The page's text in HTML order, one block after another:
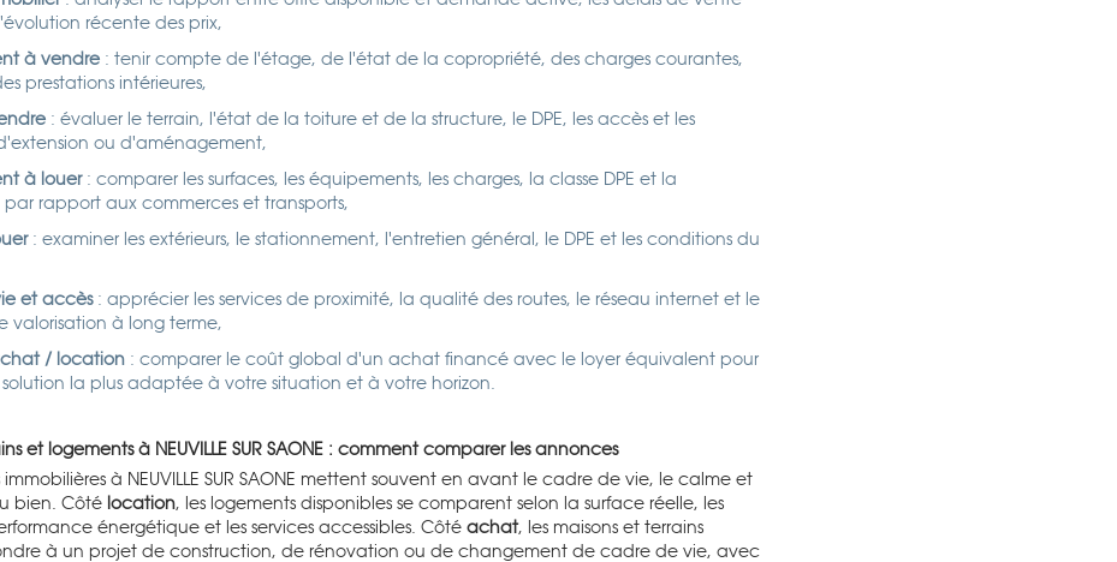
récente des prix,
à vendre : tenir compte de l'étage, de l'état de la copropriété, des charges courantes,
prestations intérieures,
: évaluer le terrain, l'état de la toiture et de la structure, le DPE, les accès et les
ou d'aménagement,
à louer: comparer les surfaces, les équipements, les charges, la classe DPE et la
par rapport aux commerces et transports,
: examiner les extérieurs, le stationnement, l'entretien général, le DPE et les conditions du
et accès: apprécier les services de proximité, la qualité des routes, le réseau internet et le
valorisation à long terme,
/ location : comparer le coût global d'un achat financé avec le loyer équivalent pour
la plus adaptée à votre situation et à votre horizon.
et logements à NEUVILLE SUR SAONE : comment comparer les annonces
immobilières à NEUVILLE SUR SAONE mettent souvent en avant le cadre de vie, le calme et
bien. Côté location, les logements disponibles se comparent selon la surface réelle, les
énergétique et les services accessibles. Côté achat, les maisons et terrains
à un projet de construction, de rénovation ou de changement de cadre de vie, avec